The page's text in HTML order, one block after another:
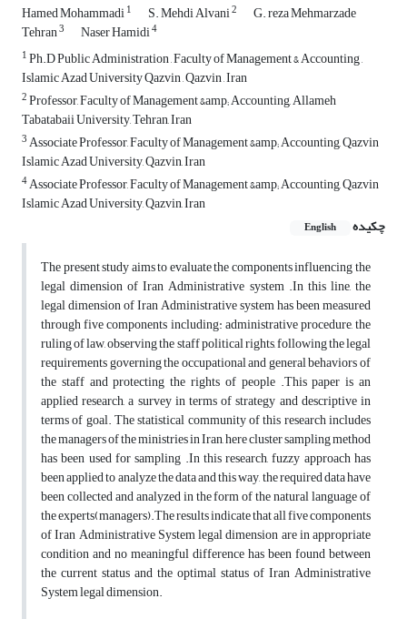
Hamed Mohammadi1 S. Mehdi Alvani2 G. reza Mehmarzade
Tehran3 Naser Hamidi4
1Ph.D Public Administration , Faculty of Management & Accounting ,
Islamic Azad University Qazvin , Qazvin , Iran
2Professor, Faculty of Management &amp; Accounting, Allameh
Tabatabaii University, Tehran, Iran
3Associate Professor, Faculty of Management &amp; Accounting, Qazvin
Islamic Azad University, Qazvin, Iran
4Associate Professor, Faculty of Management &amp; Accounting, Qazvin
Islamic Azad University, Qazvin, Iran
چکیده
English
The present study aims to evaluate the components influencing the
legal dimension of Iran Administrative system .In this line, the
legal dimension of Iran Administrative system has been measured
through five components including: administrative procedure, the
ruling of law, observing the staff political rights, following the legal
requirements governing the occupational and general behaviors of
the staff and protecting the rights of people .This paper is an
applied research, a survey in terms of strategy and descriptive in
terms of goal. The statistical community of this research includes
the managers of the ministries in Iran, here cluster sampling method
has been used for sampling .In this research, fuzzy approach has
been applied to analyze the data and this way, the required data have
been collected and analyzed in the form of the natural language of
the experts(managers).The results indicate that all five components
of Iran Administrative System legal dimension are in appropriate
condition and no meaningful difference has been found between
the current status and the optimal status of Iran Administrative
System legal dimension.